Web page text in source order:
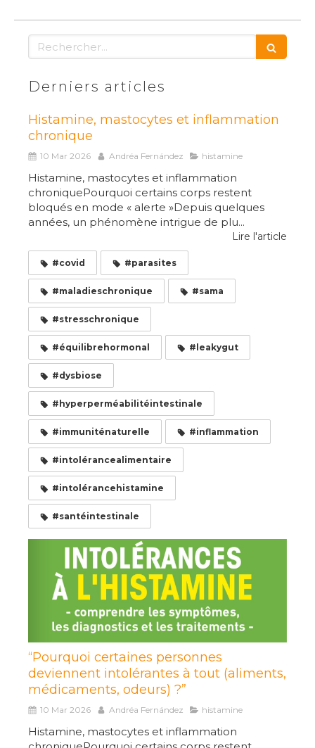
Rechercher
Derniers articles
Histamine, mastocytes et inflammation
chronique
10 Mar 2026 Andréa Fernández histamine
Histamine, mastocytes et inflammation
chroniquePourquoi certains corps restent
bloqués en mode « alerte »Depuis quelques
années, un phénomène intrigue de plu...
Lire l'article
#covid #parasites
#maladieschronique #sama
#stresschronique
#équilibrehormonal #leakygut
#dysbiose
#hyperperméabilitéintestinale
#immuniténaturelle #inflammation
#intolérancealimentaire
#intolérancehistamine
#santéintestinale
“Pourquoi certaines personnes
deviennent intolérantes à tout (aliments,
médicaments, odeurs) ?”
10 Mar 2026 Andréa Fernández histamine
Histamine, mastocytes et inflammation